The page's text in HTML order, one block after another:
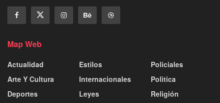
Map Web
Actualidad
Arte Y Cultura
Deportes
Estilos
Internacionales
Leyes
Policiales
Politica
Religión